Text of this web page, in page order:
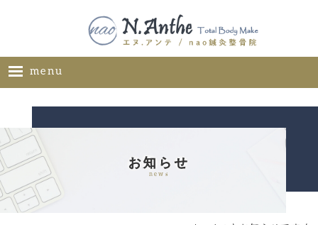
menu
メニュー
ギャラリー
お知らせ
news